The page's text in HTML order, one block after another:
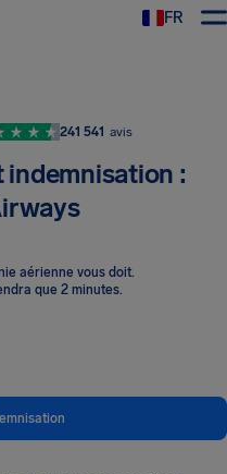
FR
241 541 avis
indemnisation :
aérienne vous doit.
que 2 minutes.